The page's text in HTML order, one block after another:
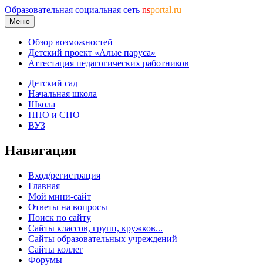
Образовательная социальная сеть nsportal.ru
Меню
Обзор возможностей
Детский проект «Алые паруса»
Аттестация педагогических работников
Детский сад
Начальная школа
Школа
НПО и СПО
ВУЗ
Навигация
Вход/регистрация
Главная
Мой мини-сайт
Ответы на вопросы
Поиск по сайту
Сайты классов, групп, кружков...
Сайты образовательных учреждений
Сайты коллег
Форумы